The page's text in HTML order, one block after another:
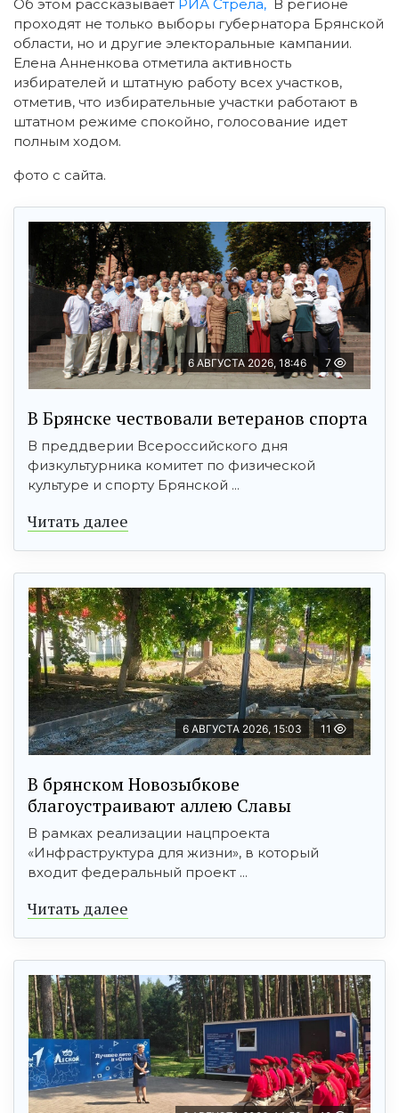
Об этом рассказывает РИА Стрела, В регионе
проходят не только выборы губернатора Брянской
области, но и другие электоральные кампании.
Елена Анненкова отметила активность
избирателей и штатную работу всех участков,
отметив, что избирательные участки работают в
штатном режиме спокойно, голосование идет
полным ходом.
фото с сайта.
6 АВГУСТА 2026, 18:46 7
В Брянске чествовали ветеранов спорта
В преддверии Всероссийского дня
физкультурника комитет по физической
культуре и спорту Брянской ...
Читать далее
6 АВГУСТА 2026, 15:03 11
В брянском Новозыбкове
благоустраивают аллею Славы
В рамках реализации нацпроекта
«Инфраструктура для жизни», в который
входит федеральный проект ...
Читать далее